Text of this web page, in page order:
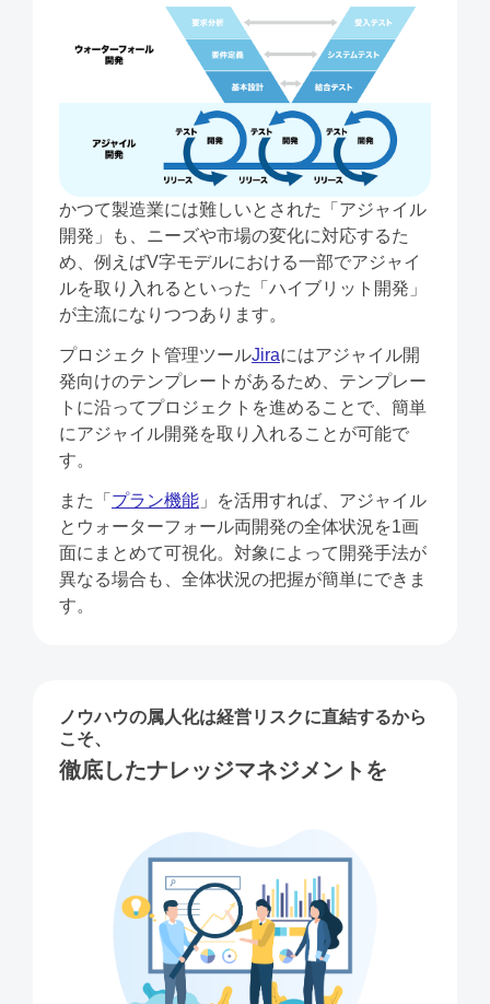
かつて製造業には難しいとされた「アジャイル
開発」も、ニーズや市場の変化に対応するた
め、例えばV字モデルにおける⼀部でアジャイ
ルを取り⼊れるといった「ハイブリット開発」
が主流になりつつあります。
プロジェクト管理ツールJiraにはアジャイル開
発向けのテンプレートがあるため、テンプレー
トに沿ってプロジェクトを進めることで、簡単
にアジャイル開発を取り⼊れることが可能で
す。
また「 プラン機能 」を活⽤すれば、アジャイル
とウォーターフォール両開発の全体状況を1画
⾯にまとめて可視化。対象によって開発⼿法が
異なる場合も、全体状況の把握が簡単にできま
す。
ノウハウの属⼈化は経営リスクに直結するから
こそ、
徹底したナレッジマネジメントを